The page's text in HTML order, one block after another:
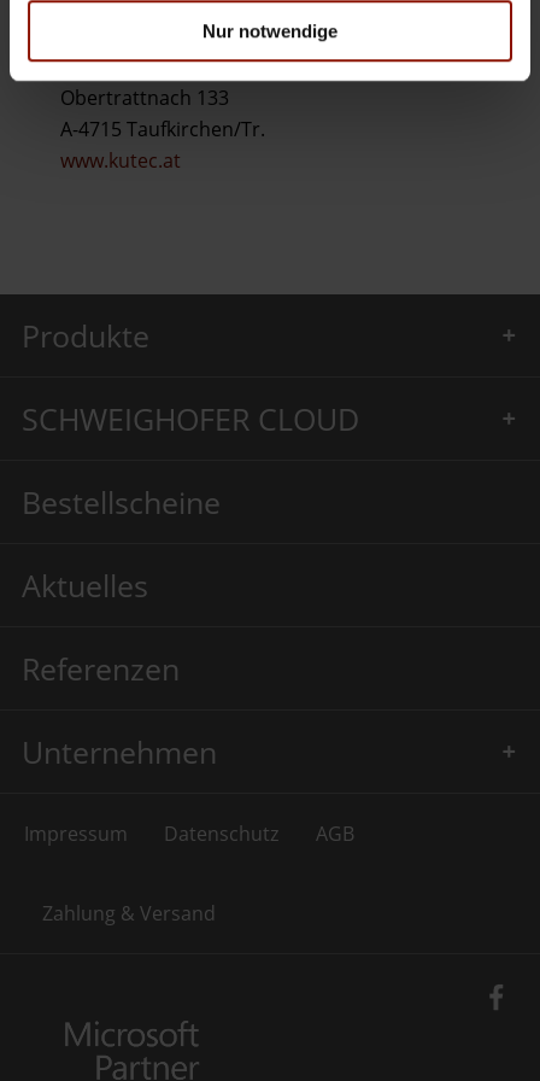
Nur notwendige
KUTEC Kunststofftechnik GmbH
Obertrattnach 133
A-4715 Taufkirchen/Tr.
www.kutec.at
Produkte
SCHWEIGHOFER CLOUD
Bestellscheine
Aktuelles
Referenzen
Unternehmen
Impressum Datenschutz AGB
Zahlung & Versand